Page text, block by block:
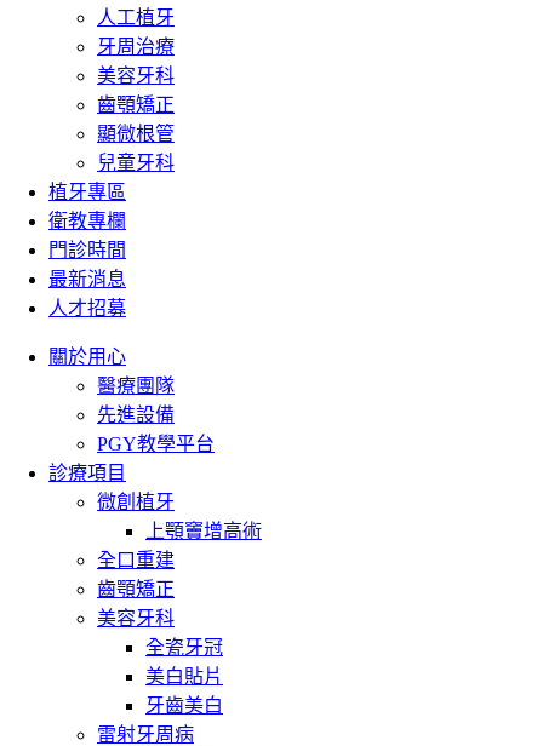
人工植牙
牙周治療
美容牙科
齒顎矯正
顯微根管
兒童牙科
植牙專區
衛教專欄
門診時間
最新消息
人才招募
關於用心
醫療團隊
先進設備
PGY教學平台
診療項目
微創植牙
上顎竇增高術
全口重建
齒顎矯正
美容牙科
全瓷牙冠
美白貼片
牙齒美白
雷射牙周病